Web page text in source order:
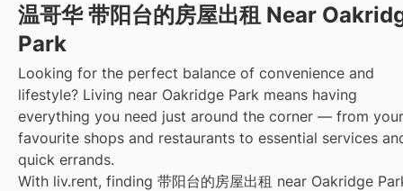
温哥华 带阳台的房屋出租 Near
Park
Looking for the perfect balance of convenience and
lifestyle? Living near Oakridge Park means having
everything you need just around the corner — from your
favourite shops and restaurants to essential services
quick errands.
With liv.rent, finding 带阳台的房屋出租 near Oakridge